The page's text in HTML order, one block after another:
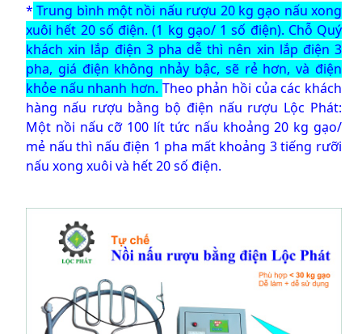
* Trung bình một nồi nấu rượu 20 kg gạo nấu xong
xuôi hết 20 số điện. (1 kg gạo/ 1 số điện). Chỗ Quý
khách xin lắp điện 3 pha dễ thì nên xin lắp điện 3
pha, giá điện không nhảy bậc, sẽ rẻ hơn, và điện
khỏe nấu nhanh hơn. Theo phản hồi của các khách
hàng nấu rượu bằng bộ điện nấu rượu Lộc Phát:
Một nồi nấu cỡ 100 lít tức nấu khoảng 20 kg gạo/
mẻ nấu thì nấu điện 1 pha mất khoảng 3 tiếng rưỡi
nấu xong xuôi và hết 20 số điện.